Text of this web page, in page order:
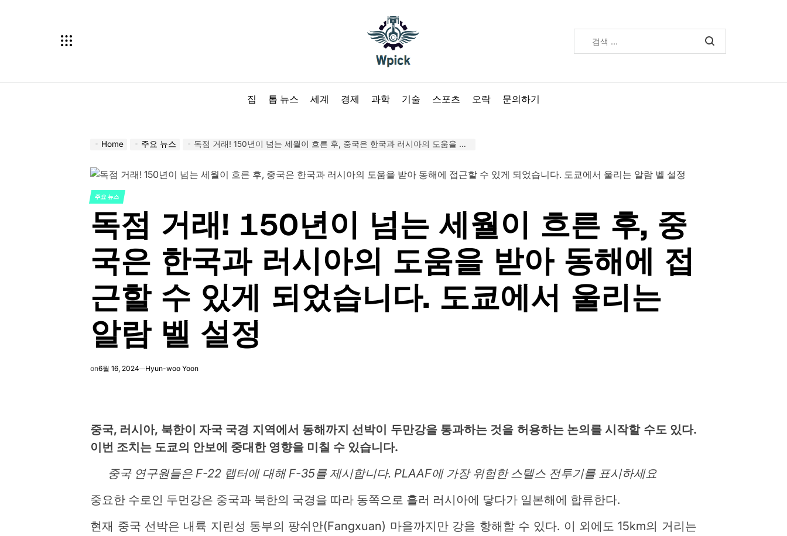
집 톱 뉴스 세계 경제 과학 기술 스포츠 오락 문의하기
Home 주요 뉴스 독점 거래! 150년이 넘는 세월이 흐른 후, 중국은 한국과 러시아의 도움을 받아 동해에 접근할 수 있게 되었습니다. 도쿄에서 울리는 알람 벨 설정
POSTED
IN
주요 뉴스
독점 거래! 150년이 넘는 세월이 흐른 후, 중
국은 한국과 러시아의 도움을 받아 동해에 접
근할 수 있게 되었습니다. 도쿄에서 울리는
알람 벨 설정
on6월 16, 2024 Hyun-woo Yoon
중국, 러시아, 북한이 자국 국경 지역에서 동해까지 선박이 두만강을 통과하는 것을 허용하는 논의를 시작할 수도 있다.
이번 조치는 도쿄의 안보에 중대한 영향을 미칠 수 있습니다.
중국 연구원들은 F-22 랩터에 대해 F-35를 제시합니다. PLAAF에 가장 위험한 스텔스 전투기를 표시하세요
중요한 수로인 두먼강은 중국과 북한의 국경을 따라 동쪽으로 흘러 러시아에 닿다가 일본해에 합류한다.
현재 중국 선박은 내륙 지린성 동부의 팡쉬안(Fangxuan) 마을까지만 ​​강을 항해할 수 있다. 이 외에도 15km의 거리는